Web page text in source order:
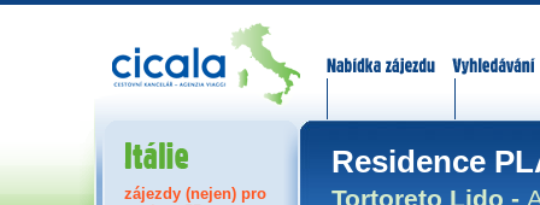
Residence
Tortoreto Lido -
Itálie
zájezdy (nejen) pro